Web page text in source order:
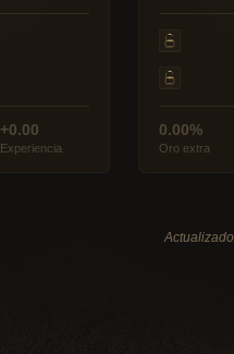
+0.00
Experiencia
0.00%
Oro extra